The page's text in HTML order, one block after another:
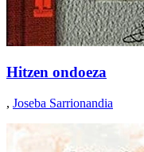
Hitzen ondoeza
, Joseba Sarrionandia